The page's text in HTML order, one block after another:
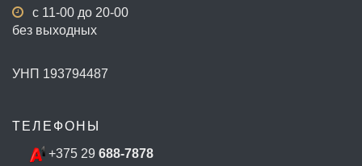
с 11-00 до 20-00
без выходных
УНП 193794487
ТЕЛЕФОНЫ
+375 29 688-7878